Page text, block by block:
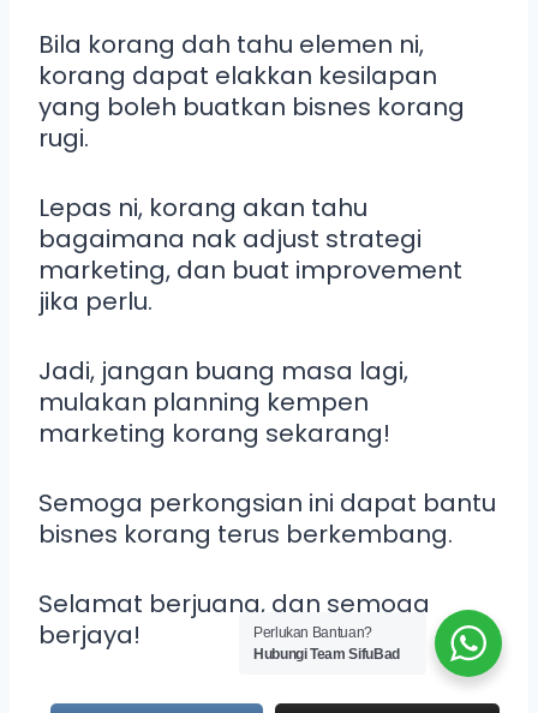
Bila korang dah tahu elemen ni,
korang dapat elakkan kesilapan
yang boleh buatkan bisnes korang
rugi.
Lepas ni, korang akan tahu
bagaimana nak adjust strategi
marketing, dan buat improvement
jika perlu.
Jadi, jangan buang masa lagi,
mulakan planning kempen
marketing korang sekarang!
Semoga perkongsian ini dapat bantu
bisnes korang terus berkembang.
Selamat berjuang, dan semoga
berjaya!
Perlukan Bantuan?
Hubungi Team SifuBad